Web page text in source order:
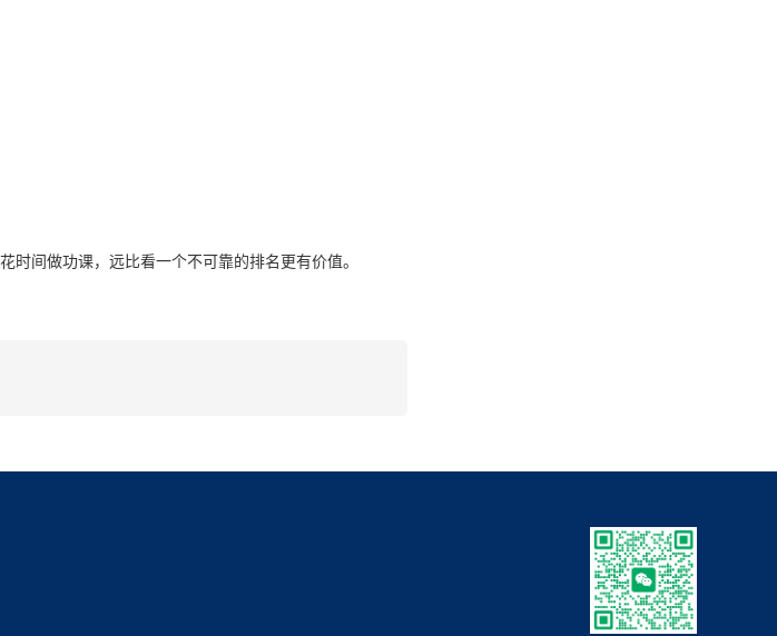
间做功课，远比看一个不可靠的排名更有价值。